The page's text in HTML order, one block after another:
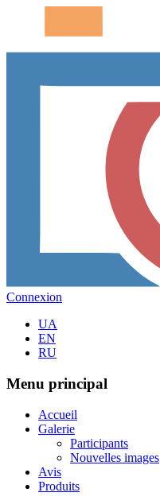
Connexion
UA
EN
RU
Menu principal
Accueil
Galerie
Participants
Nouvelles images
Avis
Produits